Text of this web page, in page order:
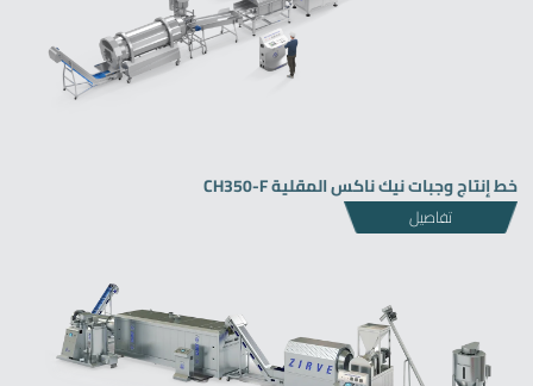
خط إنتاج وجبات نيك ناكس المقلية CH350-F
تفاصيل